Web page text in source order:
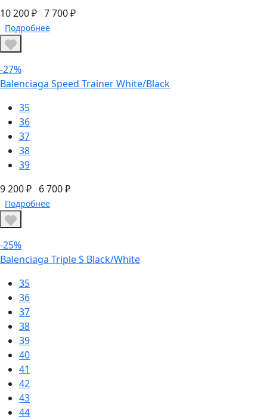
10 200 ₽ 7 700 ₽
Подробнее
-27%
Balenciaga Speed Trainer White/Black
35
36
37
38
39
9 200 ₽ 6 700 ₽
Подробнее
-25%
Balenciaga Triple S Black/White
35
36
37
38
39
40
41
42
43
44